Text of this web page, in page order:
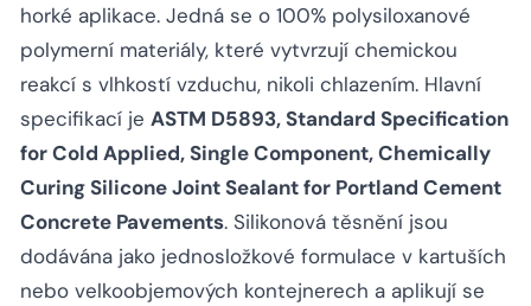
horké aplikace. Jedná se o 100% polysiloxanové
polymerní materiály, které vytvrzují chemickou
reakcí s vlhkostí vzduchu, nikoli chlazením. Hlavní
specifikací je ASTM D5893, Standard Specification
for Cold Applied, Single Component, Chemically
Curing Silicone Joint Sealant for Portland Cement
Concrete Pavements. Silikonová těsnění jsou
dodávána jako jednosložkové formulace v kartuších
nebo velkoobjemových kontejnerech a aplikují se